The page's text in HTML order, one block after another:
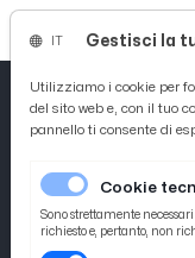
Gestisci la
Utilizziamo i cookie per
del sito web e, con il tuo
pannello ti consente di
Cookie
Sono strettamente
richiesto e, pertanto, non
Tutto News
Tutto Sport
Basket
Tutto Curiosità